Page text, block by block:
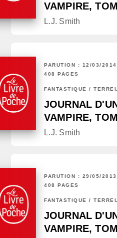
VAMPIRE,
L.J. Smith
PARUTION : 12/03/2014
408 PAGES
FANTASTIQUE /
JOURNAL
VAMPIRE,
L.J. Smith
PARUTION : 29/05/2013
408 PAGES
FANTASTIQUE /
JOURNAL
VAMPIRE,